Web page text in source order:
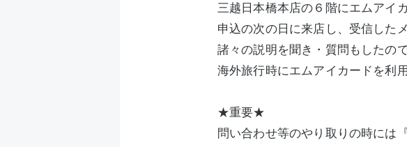
三越日本橋本店の６階にエムアイ
申込の次の日に来店し、受信した
諸々の説明を聞き・質問もしたの
海外旅行時にエムアイカードを利
★重要★
問い合わせ等のやり取りの時には